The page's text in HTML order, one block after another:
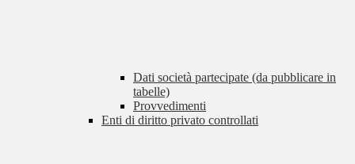
Dati società partecipate (da pubblicare in
tabelle)
Provvedimenti
Enti di diritto privato controllati